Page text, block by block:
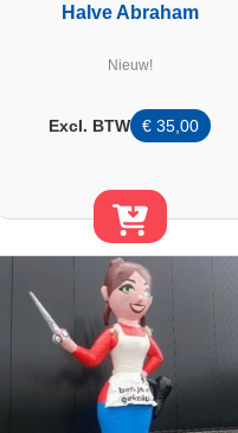
Halve Abraham
Nieuw!
€ 35,00
Excl. BTW